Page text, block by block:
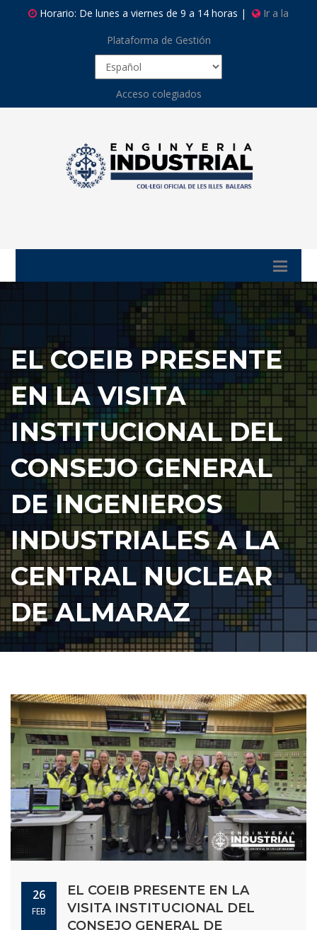
Horario: De lunes a viernes de 9 a 14 horas |
Ir a la
Plataforma de Gestión
Acceso colegiados
EL COEIB PRESENTE
EN LA VISITA
INSTITUCIONAL DEL
CONSEJO GENERAL
DE INGENIEROS
INDUSTRIALES A LA
CENTRAL NUCLEAR
DE ALMARAZ
26
FEB
EL COEIB PRESENTE EN LA
VISITA INSTITUCIONAL DEL
CONSEJO GENERAL DE